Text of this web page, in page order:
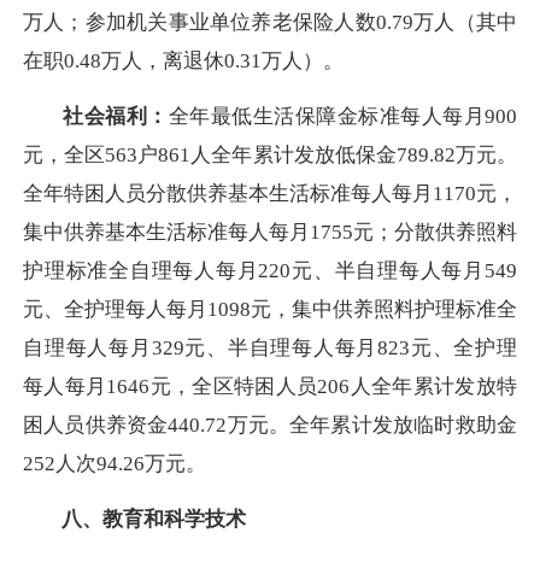
万人；参加机关事业单位养老保险人数0.79万人（其中
在职0.48万人，离退休0.31万人）。
社会福利： 全年最低生活保障金标准每人每月900
元，全区563户861人全年累计发放低保金789.82万元。
全年特困人员分散供养基本生活标准每人每月1170元，
集中供养基本生活标准每人每月1755元；分散供养照料
护理标准全自理每人每月220元、半自理每人每月549
元、全护理每人每月1098元，集中供养照料护理标准全
自理每人每月329元、半自理每人每月823元、全护理
每人每月1646元，全区特困人员206人全年累计发放特
困人员供养资金440.72万元。全年累计发放临时救助金
252人次94.26万元。
八、教育和科学技术